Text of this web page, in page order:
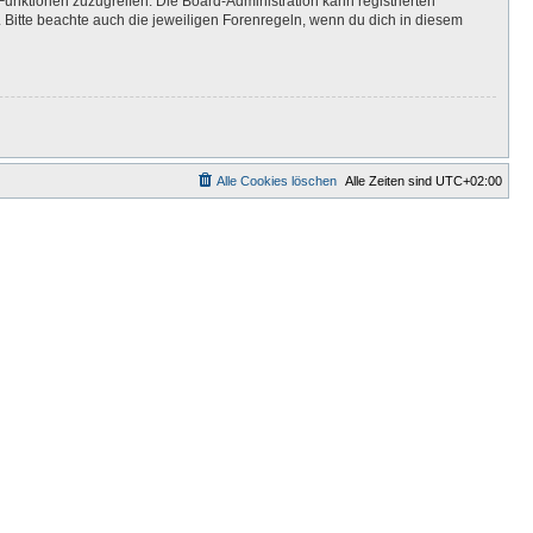
beachte auch die jeweiligen Forenregeln, wenn du dich in diesem
Alle Zeiten sind UTC+02:00
Alle Cookies löschen